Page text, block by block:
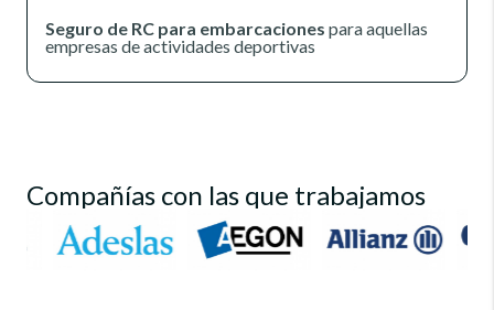
Seguro de RC para embarcaciones para aquellas
empresas de actividades deportivas
Compañías con las que trabajamos